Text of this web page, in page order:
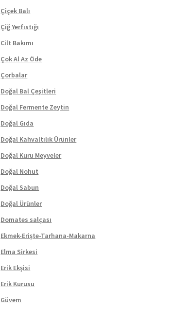
Çiçek Balı
Çiğ Yerfıstığı
Cilt Bakımı
Çok Al Az Öde
Çorbalar
Doğal Bal Çeşitleri
Doğal Fermente Zeytin
Doğal Gıda
Doğal Kahvaltılık Ürünler
Doğal Kuru Meyveler
Doğal Nohut
Doğal Sabun
Doğal Ürünler
Domates salçası
Ekmek-Erişte-Tarhana-Makarna
Elma Sirkesi
Erik Ekşisi
Erik Kurusu
Güvem